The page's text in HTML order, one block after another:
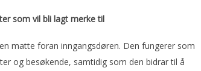
som vil bli lagt merke til
matte foran inngangsdøren. Den fungerer som
og besøkende, samtidig som den bidrar til å